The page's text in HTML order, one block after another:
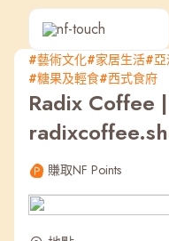
熱門
NF 種籽 NF Points
最近搜尋紀錄
#藝術文化#家居生活#亞
#糖果及輕食#西式食府
Radix Coffee |
賺取NF Points